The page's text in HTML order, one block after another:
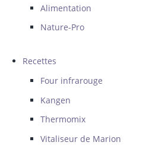
Alimentation
Nature-Pro
Recettes
Four infrarouge
Kangen
Thermomix
Vitaliseur de Marion